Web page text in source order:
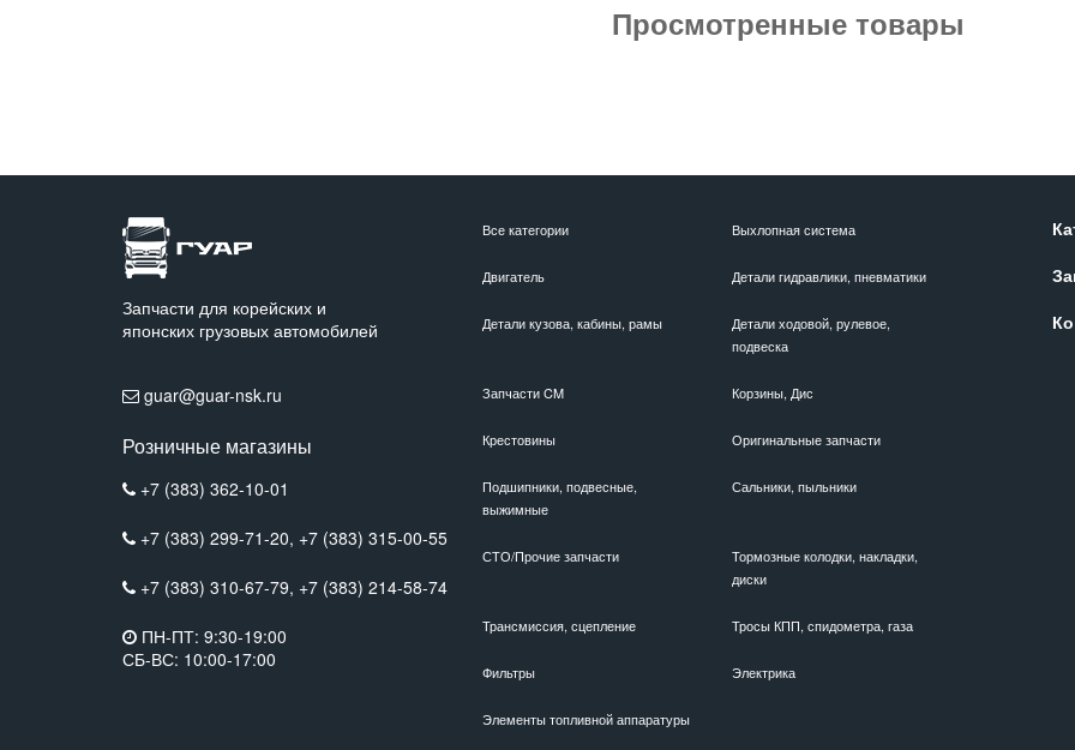
Просмотренные товары
Запчасти для корейских и
японских грузовых автомобилей
guar@guar-nsk.ru
Розничные магазины
+7 (383) 362-10-01
+7 (383) 299-71-20, +7 (383) 315-00-55
+7 (383) 310-67-79, +7 (383) 214-58-74
ПН-ПТ: 9:30-19:00
СБ-ВС: 10:00-17:00
Все категории Выхлопная система
Двигатель Детали гидравлики, пневматики
Детали кузова, кабины, рамы
Детали ходовой, рулевое,
подвеска
Запчасти CM Корзины, Дис
Крестовины Оригинальные запчасти
Подшипники, подвесные,
выжимные
Сальники, пыльники
СТО/Прочие запчасти
Тормозные колодки, накладки,
диски
Трансмиссия, сцепление Тросы КПП, спидометра, газа
Фильтры Электрика
Элементы топливной аппаратуры